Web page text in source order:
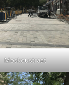
Moskoustraat